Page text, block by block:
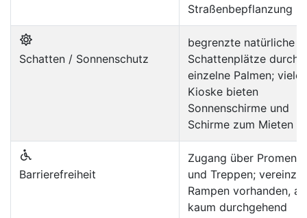
Straßenbepflanzung
Schatten / Sonnenschutz
begrenzte natürliche
Schattenplätze durch
einzelne Palmen; viele
Kioske bieten
Sonnenschirme und
Schirme zum Mieten
Barrierefreiheit
Zugang über
und Treppen;
Rampen vorhanden,
kaum durchgehend